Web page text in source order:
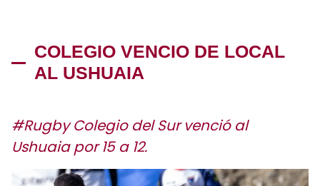
COLEGIO VENCIO DE LOCAL
AL USHUAIA
#Rugby Colegio del Sur venció al
Ushuaia por 15 a 12.